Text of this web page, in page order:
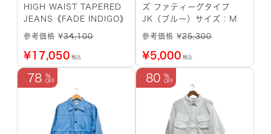
HIGH WAIST TAPERED
JEANS《FADE INDIGO》
参考価格 ¥34,100
¥17,050 税込
ズ ファティーグタイプ
JK（ブルー）サイズ：M
参考価格 ¥25,300
¥5,000 税込
78 80